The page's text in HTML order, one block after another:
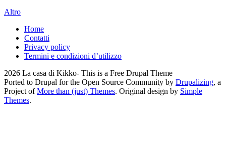
Altro
Home
Contatti
Privacy policy
Termini e condizioni d’utilizzo
2026 La casa di Kikko- This is a Free Drupal Theme
Ported to Drupal for the Open Source Community by Drupalizing, a
Project ofMore than (just) Themes. Original design by Simple
Themes.